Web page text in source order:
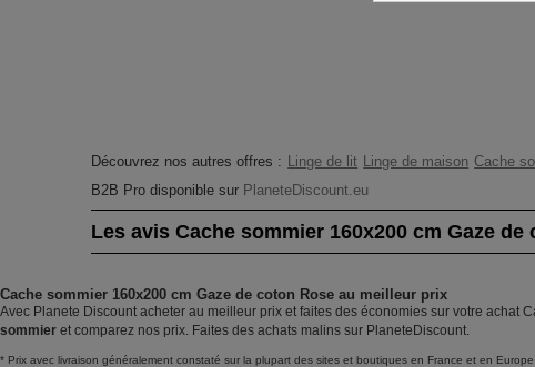
Découvrez nos autres offres : Linge de lit Linge de maison Cache
B2B Pro disponible sur PlaneteDiscount.eu
Les avis Cache sommier 160x200 cm Gaze de
Cache sommier 160x200 cm Gaze de coton Rose au meilleur prix
Avec Planete Discount acheter au meilleur prix et faites des économies sur votre achat
sommier et comparez nos prix. Faites des achats malins sur PlaneteDiscount.
* Prix avec livraison généralement constaté sur la plupart des sites et boutiques en France et en